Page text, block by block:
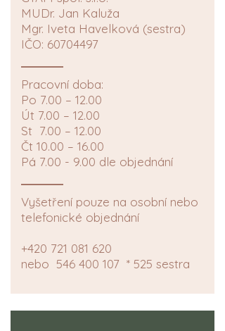
MUDr. Jan Kaluža
Mgr. Iveta Havelková (sestra)
IČO: 60704497
Pracovní doba:
Po 7.00 – 12.00
Út 7.00 – 12.00
St 7.00 – 12.00
Čt 10.00 – 16.00
Pá 7.00 - 9.00 dle objednání
Vyšetření pouze na osobní nebo
telefonické objednání
+420 721 081 620
nebo 546 400 107 * 525 sestra